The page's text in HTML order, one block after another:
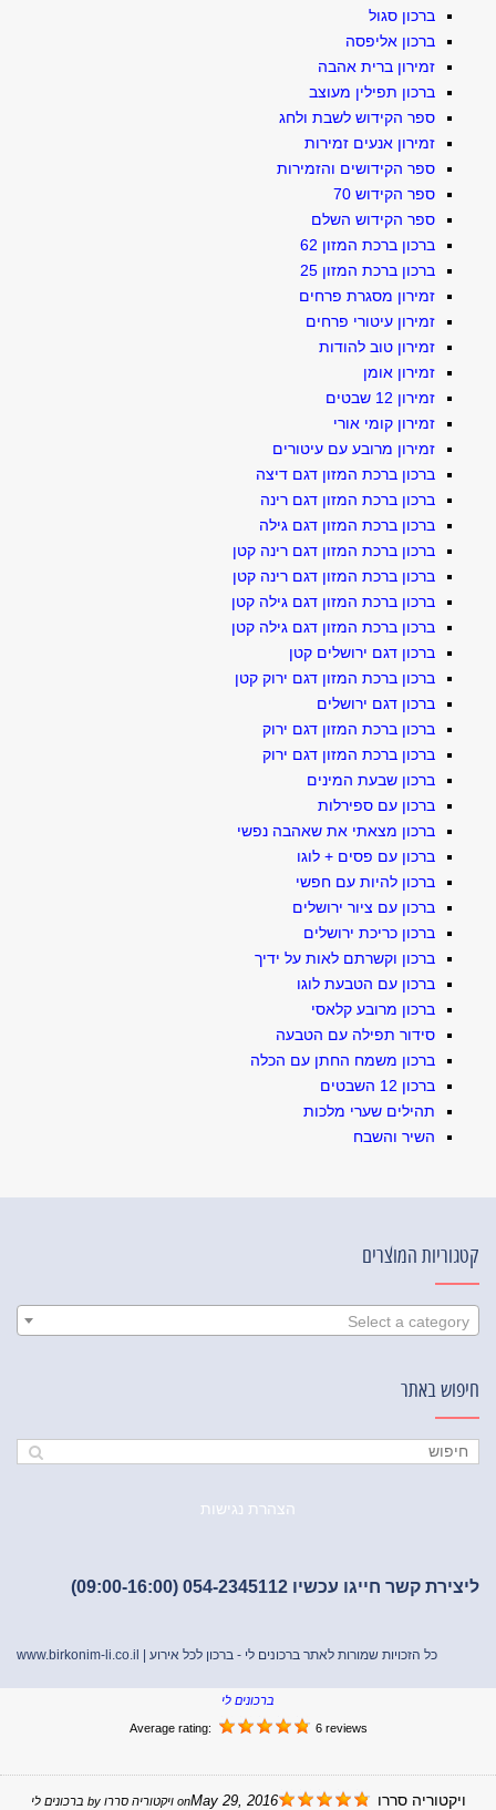
ברכון סגול
ברכון אליפסה
זמירון ברית אהבה
ברכון תפילין מעוצב
ספר הקידוש לשבת ולחג
זמירון אנעים זמירות
ספר הקידושים והזמירות
ספר הקידוש 70
ספר הקידוש השלם
ברכון ברכת המזון 62
ברכון ברכת המזון 25
זמירון מסגרת פרחים
זמירון עיטורי פרחים
זמירון טוב להודות
זמירון אומן
זמירון 12 שבטים
זמירון קומי אורי
זמירון מרובע עם עיטורים
ברכון ברכת המזון דגם דיצה
ברכון ברכת המזון דגם רינה
ברכון ברכת המזון דגם גילה
ברכון ברכת המזון דגם רינה קטן
ברכון ברכת המזון דגם רינה קטן
ברכון ברכת המזון דגם גילה קטן
ברכון ברכת המזון דגם גילה קטן
ברכון דגם ירושלים קטן
ברכון ברכת המזון דגם ירוק קטן
ברכון דגם ירושלים
ברכון ברכת המזון דגם ירוק
ברכון ברכת המזון דגם ירוק
ברכון שבעת המינים
ברכון עם ספירלות
ברכון מצאתי את שאהבה נפשי
ברכון עם פסים + לוגו
ברכון להיות עם חפשי
ברכון עם ציור ירושלים
ברכון כריכת ירושלים
ברכון וקשרתם לאות על ידיך
ברכון עם הטבעת לוגו
ברכון מרובע קלאסי
סידור תפילה עם הטבעה
ברכון משמח החתן עם הכלה
ברכון 12 השבטים
תהילים שערי מלכות
השיר והשבח
קטגוריות המוצרים
Select a category
חיפוש באתר
הצהרת נגישות
ליצירת קשר חייגו עכשיו 054-2345112 (09:00-16:00)
כל הזכויות שמורות לאתר ברכונים לי - ברכון לכל אירוע | www.birkonim-li.co.il
ברכונים לי
Average rating: 6 reviews
ויקטוריה סררו May 29, 2016
by ויקטוריה סררוon ברכונים לי